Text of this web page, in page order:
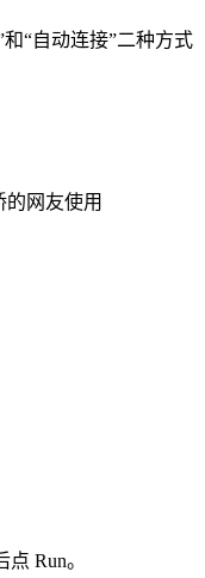
“自动连接”二种方式
网友使用
Run。